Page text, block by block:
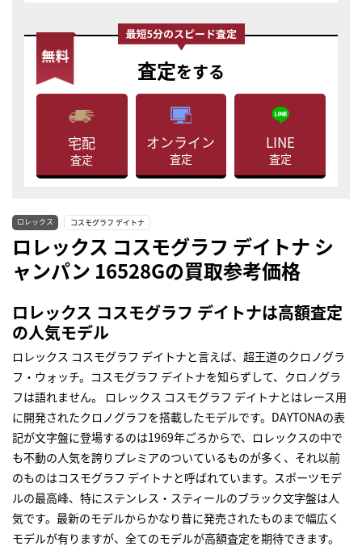
査定をする
宅配
査定
オンライン
査定
LINE
査定
ロレックス コスモグラフ デイトナ
ロレックス コスモグラフ デイトナ シ
ャンパン 16528Gの買取参考価格
ロレックス コスモグラフ デイトナは高額査定
の人気モデル
ロレックス コスモグラフ デイトナと言えば、超王道のクロノグラ
フ・ウォッチ。コスモグラフ デイトナを知らずして、クロノグラ
フは語れません。 ロレックス コスモグラフ デイトナとはレース用
に開発されたクロノグラフを搭載したモデルです。DAYTONAの表
記が文字盤に登場するのは1969年ごろからで、ロレックスの中で
も不動の人気を誇りプレミアのついているものが多く、それ以前
のものはコスモグラフ デイトナと呼ばれています。スポーツモデ
ルの最高峰、特にステンレス・スティールのブラック文字盤は人
気です。最新のモデルからかなり昔に発売されたものまで幅広く
モデルが有りますが、全てのモデルが高額査定を期待できます。